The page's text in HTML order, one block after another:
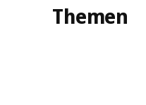
Themen